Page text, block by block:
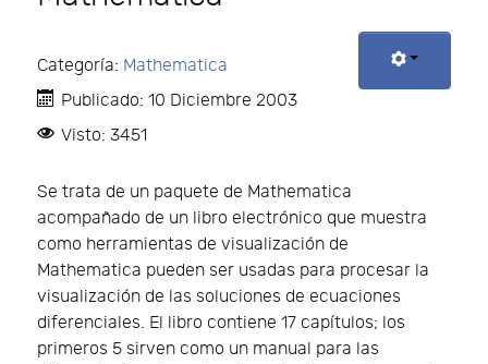
Categoría: Mathematica
Publicado: 10 Diciembre 2003
Visto: 3451
Se trata de un paquete de Mathematica
acompañado de un libro electrónico que muestra
como herramientas de visualización de
Mathematica pueden ser usadas para procesar la
visualización de las soluciones de ecuaciones
diferenciales. El libro contiene 17 capítulos; los
primeros 5 sirven como un manual para las